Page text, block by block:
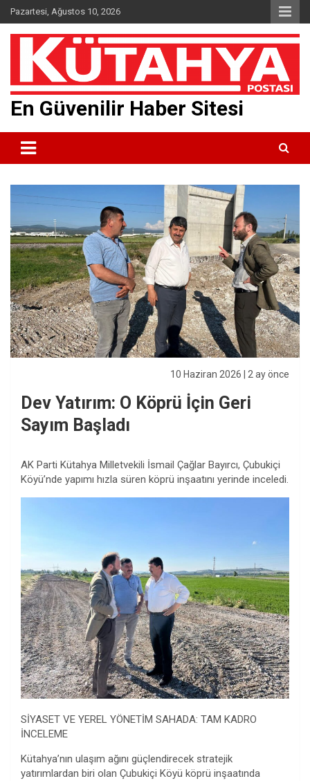
Skip
to
content
Pazartesi, Ağustos 10, 2026
En Güvenilir Haber Sitesi
10 Haziran 2026 | 2 ay önce
Dev Yatırım: O Köprü İçin Geri
Sayım Başladı
AK Parti Kütahya Milletvekili İsmail Çağlar Bayırcı, Çubukiçi
Köyü’nde yapımı hızla süren köprü inşaatını yerinde inceledi.
SİYASET VE YEREL YÖNETİM SAHADA: TAM KADRO
İNCELEME
Kütahya’nın ulaşım ağını güçlendirecek stratejik
yatırımlardan biri olan Çubukiçi Köyü köprü inşaatında